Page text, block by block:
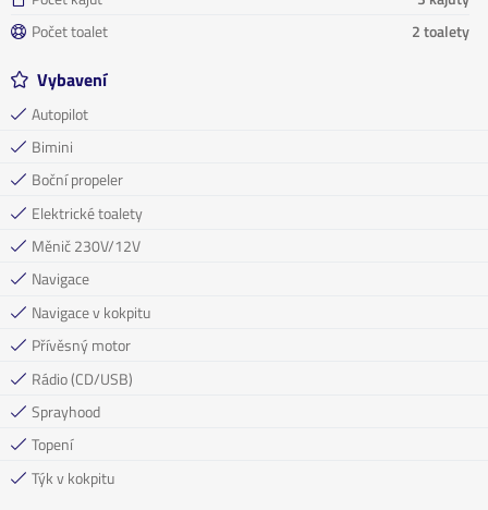
Počet toalet
2 toalety
Vybavení
Autopilot
Bimini
Boční propeler
Elektrické toalety
Měnič 230V/12V
Navigace
Navigace v kokpitu
Přívěsný motor
Rádio (CD/USB)
Sprayhood
Topení
Týk v kokpitu